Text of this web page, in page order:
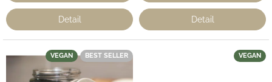
Detail Detail
VEGAN BEST SELLER VEGAN